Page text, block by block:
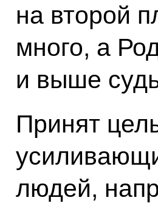
на второй
много, а
и выше
Принят
людей,